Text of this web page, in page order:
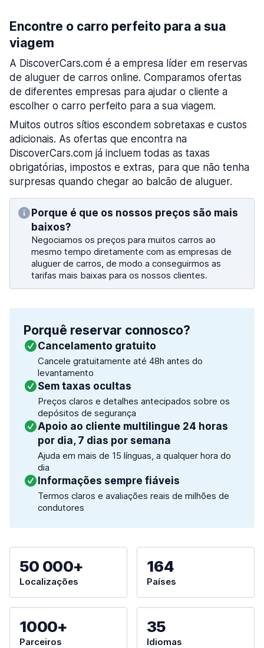
Encontre o carro perfeito para a sua
viagem
A DiscoverCars.com é a empresa líder em reservas
de aluguer de carros online. Comparamos ofertas
de diferentes empresas para ajudar o cliente a
escolher o carro perfeito para a sua viagem.
Muitos outros sítios escondem sobretaxas e custos
adicionais. As ofertas que encontra na
DiscoverCars.com já incluem todas as taxas
obrigatórias, impostos e extras, para que não tenha
surpresas quando chegar ao balcão de aluguer.
Porque é que os nossos preços são mais
baixos?
Negociamos os preços para muitos carros ao
mesmo tempo diretamente com as empresas de
aluguer de carros, de modo a conseguirmos as
tarifas mais baixas para os nossos clientes.
Porquê reservar connosco?
Cancelamento gratuito
Cancele gratuitamente até 48h antes do
levantamento
Sem taxas ocultas
Preços claros e detalhes antecipados sobre os
depósitos de segurança
Apoio ao cliente multilingue 24 horas
por dia, 7 dias por semana
Ajuda em mais de 15 línguas, a qualquer hora do
dia
Informações sempre fiáveis
Termos claros e avaliações reais de milhões de
condutores
50 000+
Localizações
164
Países
1000+
Parceiros
35
Idiomas